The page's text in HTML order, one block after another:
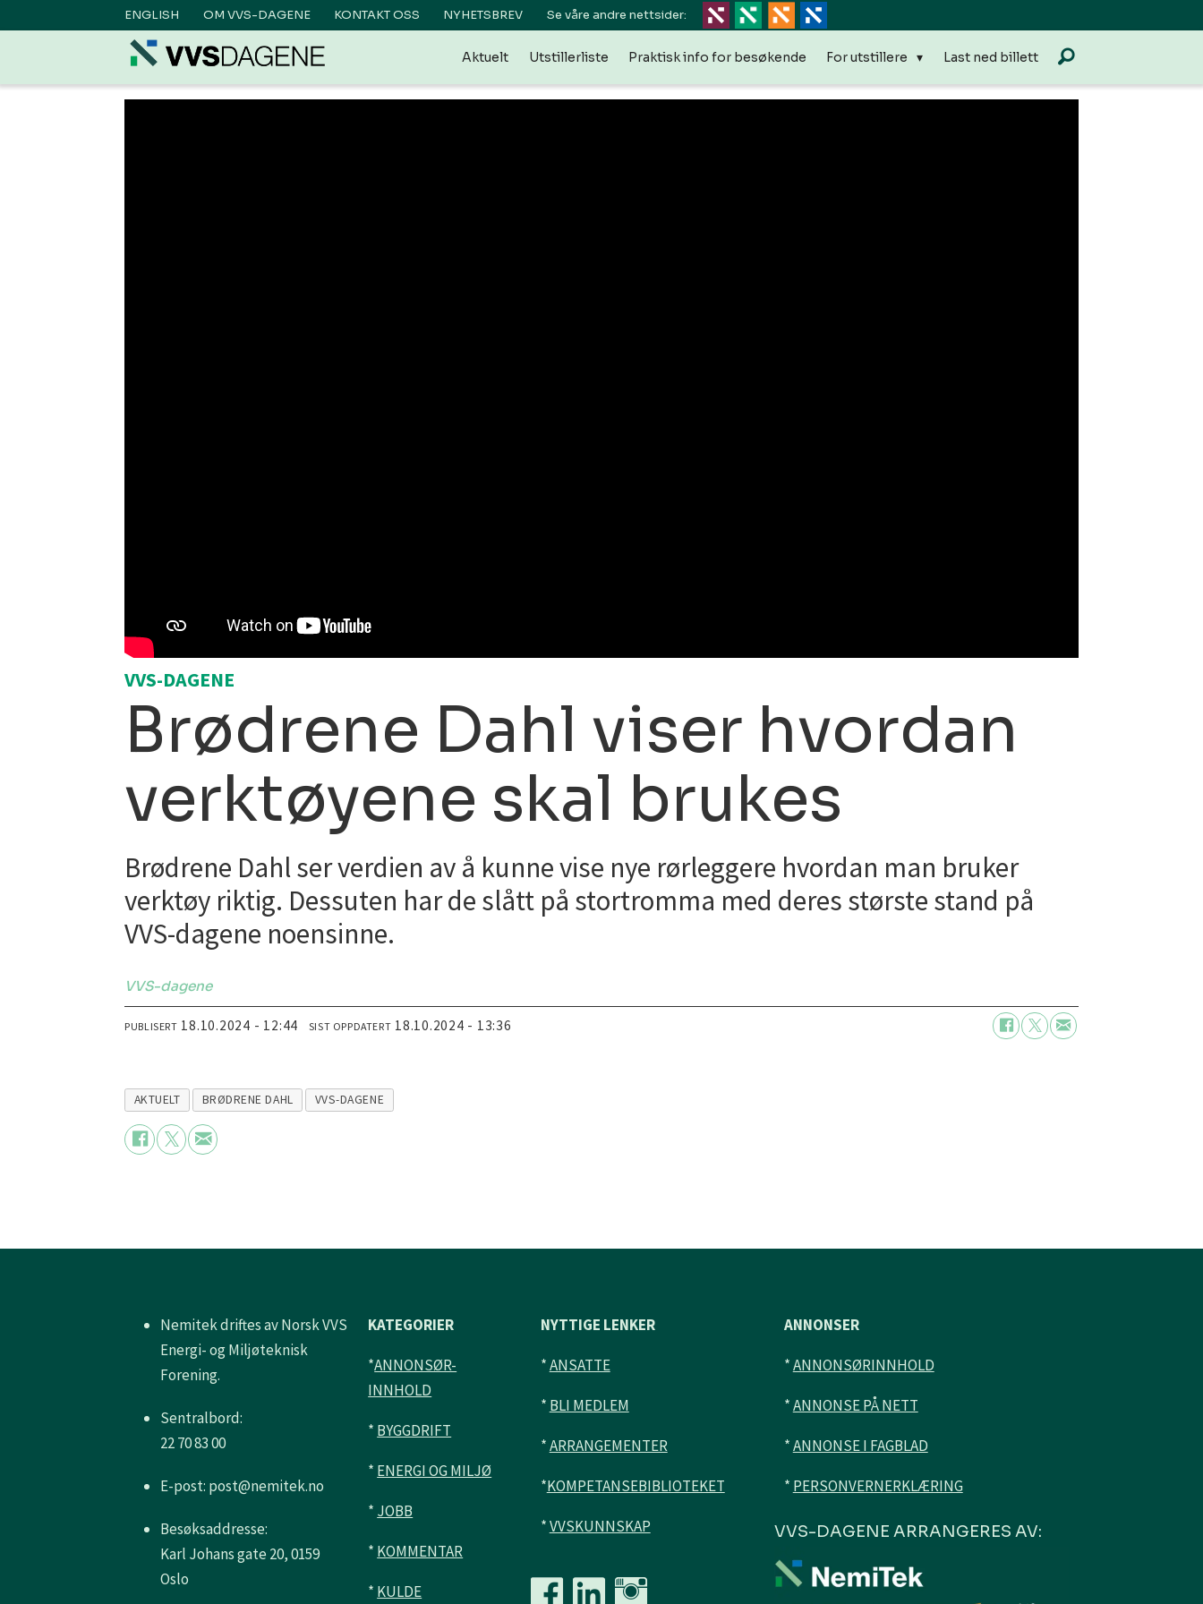
ENGLISH OM VVS-DAGENE KONTAKT OSS NYHETSBREV Se våre andre nettsider:
Aktuelt Utstillerliste Praktisk info for besøkende For utstillere Last ned billett
VVS-DAGENE
Brødrene Dahl viser hvordan
verktøyene skal brukes
Brødrene Dahl ser verdien av å kunne vise nye rørleggere hvordan man bruker
verktøy riktig. Dessuten har de slått på stortromma med deres største stand på
VVS-dagene noensinne.
VVS-dagene
PUBLISERT 18.10.2024 - 12:44 SIST OPPDATERT 18.10.2024 - 13:36
AKTUELT BRØDRENE DAHL VVS-DAGENE
Nemitek driftes av Norsk VVS
Energi- og Miljøteknisk
Forening.
Sentralbord:
22 70 83 00
E-post: post@nemitek.no
Besøksaddresse:
Karl Johans gate 20, 0159
Oslo
KATEGORIER
*ANNONSØR-
INNHOLD
* BYGGDRIFT
* ENERGI OG MILJØ
* JOBB
* KOMMENTAR
* KULDE
NYTTIGE LENKER
*ANSATTE
* BLI MEDLEM
*ARRANGEMENTER
*KOMPETANSEBIBLIOTEKET
*VVSKUNNSKAP
ANNONSER
*ANNONSØRINNHOLD
*ANNONSE PÅ NETT
*ANNONSE I FAGBLAD
* PERSONVERNERKLÆRING
VVS-DAGENE ARRANGERES AV: